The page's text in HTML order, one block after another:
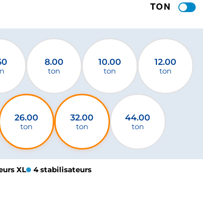
TON
8.00
ton
10.00
ton
12.00
ton
26.00
ton
32.00
ton
44.00
ton
XL 4 stabilisateurs